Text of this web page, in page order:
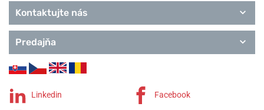
Kontaktujte nás
Predajňa
Linkedin Facebook